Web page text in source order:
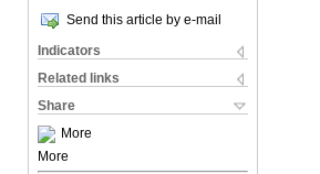
Send this article by e-mail
Indicators
Related links
Share
More
More